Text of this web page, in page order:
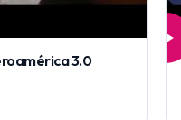
3.0